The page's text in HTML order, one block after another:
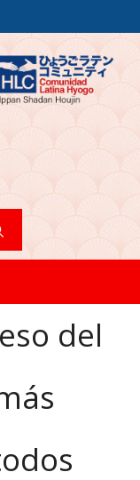
del